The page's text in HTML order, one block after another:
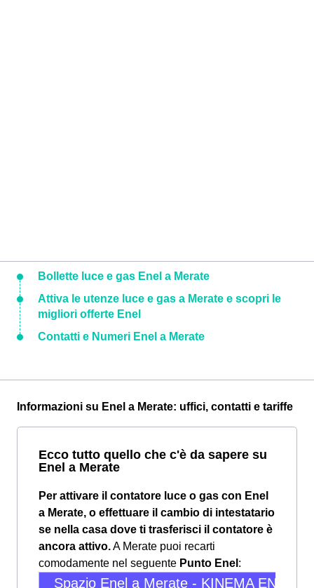
Bollette luce e gas Enel a Merate
Attiva le utenze luce e gas a Merate e scopri le
migliori offerte Enel
Contatti e Numeri Enel a Merate
Informazioni su Enel a Merate: uffici, contatti e tariffe
Ecco tutto quello che c'è da sapere su
Enel a Merate
Per attivare il contatore luce o gas con Enel
a Merate, o effettuare il cambio di intestatario
se nella casa dove ti trasferisci il contatore è
ancora attivo.A Merate puoi recarti
comodamente nel seguente Punto Enel :
Spazio Enel a Merate - KINEMA